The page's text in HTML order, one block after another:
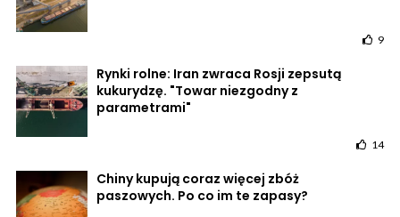
9
Rynki rolne: Iran zwraca Rosji zepsutą
kukurydzę. "Towar niezgodny z
parametrami"
14
Chiny kupują coraz więcej zbóż
paszowych. Po co im te zapasy?